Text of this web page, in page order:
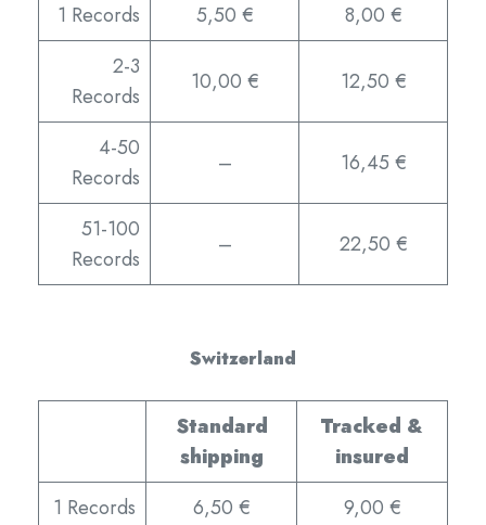
1 Records
5,50 €
8,00 €
2-3
Records
10,00 € 12,50 €
4-50
Records
– 16,45 €
51-100
Records
– 22,50 €
Switzerland
Standard
shipping
Tracked &
insured
1 Records
6,50 € 9,00 €